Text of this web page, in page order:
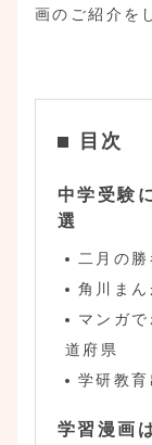
画のご紹介を
目次
中学受験
選
二月の勝
角川ま
マンガ
道府県
学研教
学習漫画